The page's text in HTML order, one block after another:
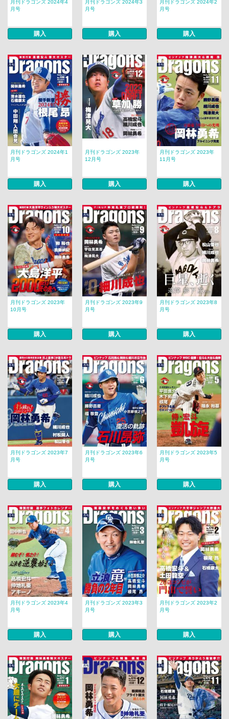
月刊ドラゴンズ 2024年4
月号
購入
月刊ドラゴンズ 2024年3
月号
購入
月刊ドラゴンズ 2024年2
月号
購入
月刊ドラゴンズ 2024年1
月号
購入
月刊ドラゴンズ 2023年
12月号
購入
月刊ドラゴンズ 2023年
11月号
購入
月刊ドラゴンズ 2023年
10月号
購入
月刊ドラゴンズ 2023年9
月号
購入
月刊ドラゴンズ 2023年8
月号
購入
月刊ドラゴンズ 2023年7
月号
購入
月刊ドラゴンズ 2023年6
月号
購入
月刊ドラゴンズ 2023年5
月号
購入
月刊ドラゴンズ 2023年4
月号
購入
月刊ドラゴンズ 2023年3
月号
購入
月刊ドラゴンズ 2023年2
月号
購入